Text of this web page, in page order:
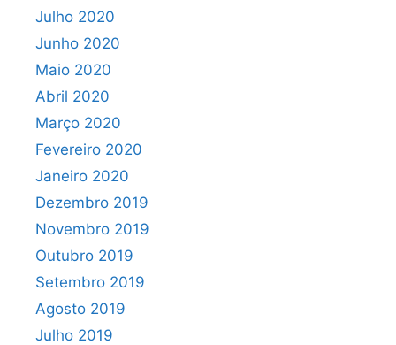
Julho 2020
Junho 2020
Maio 2020
Abril 2020
Março 2020
Fevereiro 2020
Janeiro 2020
Dezembro 2019
Novembro 2019
Outubro 2019
Setembro 2019
Agosto 2019
Julho 2019